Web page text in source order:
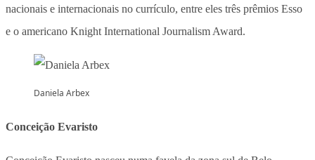
nacionais e internacionais no currículo, entre eles três prêmios Esso
e o americano Knight International Journalism Award.
Daniela Arbex
Conceição Evaristo